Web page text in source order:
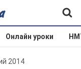
Онлайн уроки
2014